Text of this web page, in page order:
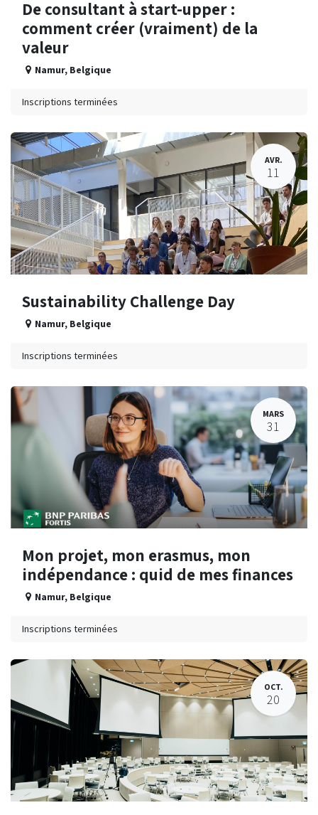
De consultant à start-upper :
comment créer (vraiment) de la
valeur
Namur, Belgique
Inscriptions terminées
AVR.
11
Sustainability Challenge Day
Namur, Belgique
Inscriptions terminées
MARS
31
Mon projet, mon erasmus, mon
indépendance : quid de mes finances
Namur, Belgique
Inscriptions terminées
OCT.
20